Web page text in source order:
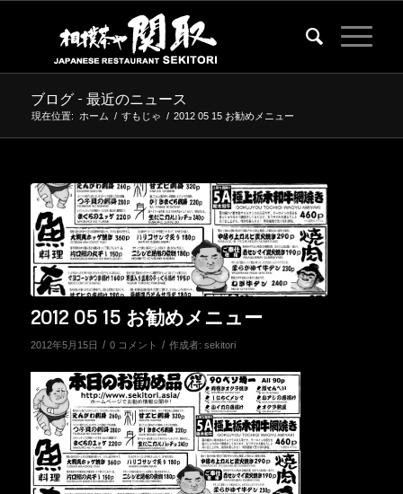
ブログ - 最近のニュース
現在位置: ホーム / すもじゃ / 2012 05 15 お勧めメニュー
2012 05 15 お勧めメニュー
2012年5月15日 / 0 コメント / 作成者: sekitori